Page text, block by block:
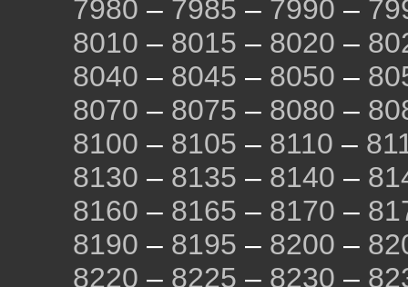
7980 – 7985 – 7990 –
8010 – 8015 – 8020 –
8040 – 8045 – 8050 –
8070 – 8075 – 8080 –
8100 – 8105 – 8110 –
8130 – 8135 – 8140 –
8160 – 8165 – 8170 –
8190 – 8195 – 8200 –
8220 – 8225 – 8230 –